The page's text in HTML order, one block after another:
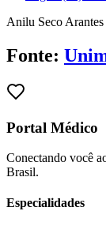
Anilu Seco
Fonte:
Portal Médico
Conectando você
Brasil.
Especialidades